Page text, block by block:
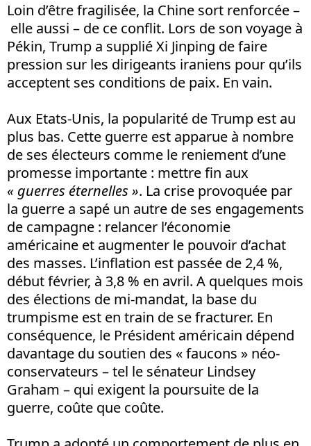
Loin d’être fragilisée, la Chine sort renforcée –
elle aussi – de ce conflit. Lors de son voyage à
Pékin, Trump a supplié Xi Jinping de faire
pression sur les dirigeants iraniens pour qu’ils
acceptent ses conditions de paix. En vain.
Aux Etats-Unis, la popularité de Trump est au
plus bas. Cette guerre est apparue à nombre
de ses électeurs comme le reniement d’une
promesse importante : mettre fin aux
« guerres éternelles ». La crise provoquée par
la guerre a sapé un autre de ses engagements
de campagne : relancer l’économie
américaine et augmenter le pouvoir d’achat
des masses. L’inflation est passée de 2,4 %,
début février, à 3,8 % en avril. A quelques mois
des élections de mi-mandat, la base du
trumpisme est en train de se fracturer. En
conséquence, le Président américain dépend
davantage du soutien des « faucons » néo-
conservateurs – tel le sénateur Lindsey
Graham – qui exigent la poursuite de la
guerre, coûte que coûte.